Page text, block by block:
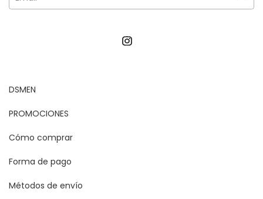
DSMEN
PROMOCIONES
Cómo comprar
Forma de pago
Métodos de envío